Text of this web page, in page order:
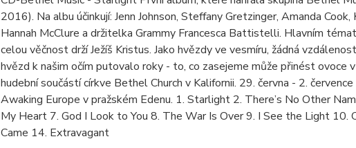
2016). Na albu účinkují: Jenn Johnson, Steffany Gretzinger, Amanda
Hannah McClure a držitelka Grammy Francesca Battistelli. Hlavním
celou věčnost drží Ježíš Kristus. Jako hvězdy ve vesmíru, žádná
hvězd k našim očím putovalo roky - to, co zasejeme může přinést ovoce
hudební součástí církve Bethel Church v Kalifornii. 29. června - 2.
Awaking Europe v pražském Edenu. 1. Starlight 2. There’s No Other
My Heart 7. God I Look to You 8. The War Is Over 9. I See the Light
Came 14. Extravagant